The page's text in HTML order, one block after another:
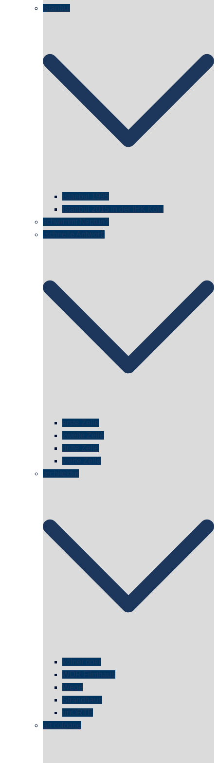
Istanbul
istanbul 1995
Istanbul 2015 in der IHK Köln
schwimmt Neptun?
„schnelle Antwort“
erste Zelle
zweite Zelle
dritte Zelle
vierte Zelle
architektur
kölner oper
WDR Filmhaus
Wege
Strandhaus
unORTE
art cologne